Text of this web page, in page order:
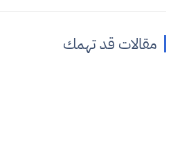
مقالات قد تهمك